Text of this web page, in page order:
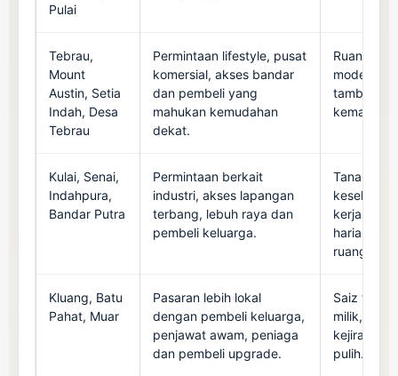
Pulai
Tebrau,
Mount
Austin, Setia
Indah, Desa
Tebrau
Permintaan lifestyle, pusat
komersial, akses bandar
dan pembeli yang
mahukan kemudahan
dekat.
Ruang
moden,
kemasan
Kulai, Senai,
Indahpura,
Bandar Putra
Permintaan berkait
industri, akses lapangan
terbang, lebuh raya dan
pembeli keluarga.
Tanah sisi,
kerja,
harian
ruang
Kluang, Batu
Pahat, Muar
Pasaran lebih lokal
dengan pembeli keluarga,
penjawat awam, peniaga
dan pembeli upgrade.
Saiz
milik,
kejiranan
pulih.